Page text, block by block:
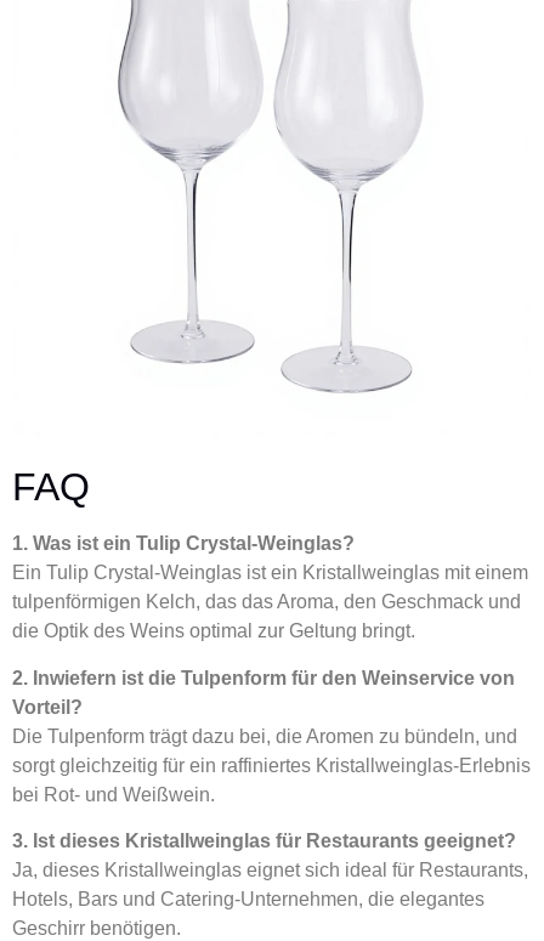
FAQ
1. Was ist ein Tulip Crystal-Weinglas?
Ein Tulip Crystal-Weinglas ist ein Kristallweinglas mit einem
tulpenförmigen Kelch, das das Aroma, den Geschmack und
die Optik des Weins optimal zur Geltung bringt.
2. Inwiefern ist die Tulpenform für den Weinservice von
Vorteil?
Die Tulpenform trägt dazu bei, die Aromen zu bündeln, und
sorgt gleichzeitig für ein raffiniertes Kristallweinglas-Erlebnis
bei Rot- und Weißwein.
3. Ist dieses Kristallweinglas für Restaurants geeignet?
Ja, dieses Kristallweinglas eignet sich ideal für Restaurants,
Hotels, Bars und Catering-Unternehmen, die elegantes
Geschirr benötigen.